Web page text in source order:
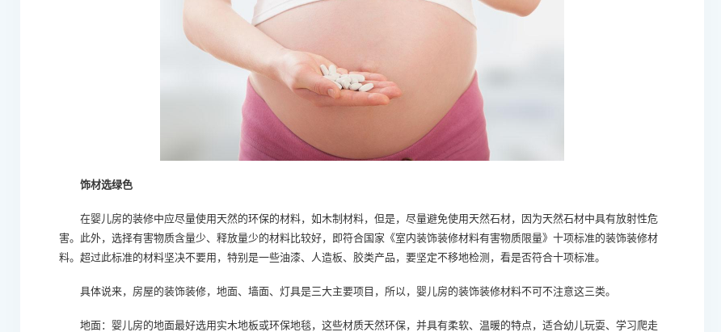
饰材选绿色
在婴儿房的装修中应尽量使用天然的环保的材料，如木制材料，但是，尽量避免使用天然石材，因为天然石材中具有放射性危
害。此外，选择有害物质含量少、释放量少的材料比较好，即符合国家《室内装饰装修材料有害物质限量》十项标准的装饰装修材
料。超过此标准的材料坚决不要用，特别是一些油漆、人造板、胶类产品，要坚定不移地检测，看是否符合十项标准。
具体说来，房屋的装饰装修，地面、墙面、灯具是三大主要项目，所以，婴儿房的装饰装修材料不可不注意这三类。
地面：婴儿房的地面最好选用实木地板或环保地毯，这些材质天然环保，并具有柔软、温暖的特点，适合幼儿玩耍、学习爬走